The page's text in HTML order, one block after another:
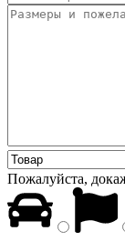
Пожалуйста,